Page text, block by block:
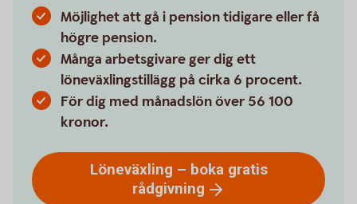
Möjlighet att gå i pension tidigare eller få
högre pension.
Många arbetsgivare ger dig ett
löneväxlingstillägg på cirka 6 procent.
För dig med månadslön över 56 100
kronor.
Löneväxling – boka gratis
rådgivning